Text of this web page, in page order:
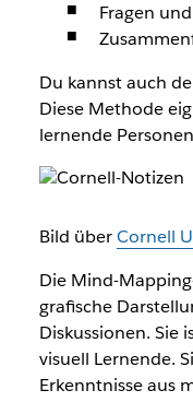
Fragen
Du kannst auch
Diese Methode
lernende
Bild überCornell
Die Mind-
grafische
Diskussionen. Sie
visuell Lernende.
Erkenntnisse aus